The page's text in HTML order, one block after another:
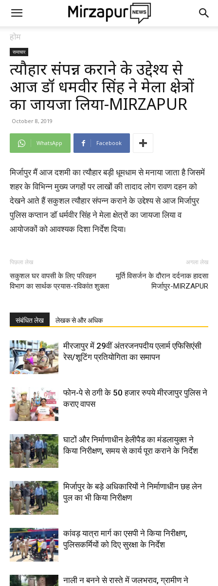
होम
समाचार
त्यौहार संपन्न कराने के उद्देश्य से
आज डॉ धर्मवीर सिंह ने मेला क्षेत्रों
का जायजा लिया-MIRZAPUR
October 8, 2019
WhatsApp Facebook
मिर्जापुर मैं आज दशमी का त्यौहार बड़ी धूमधाम से मनाया जाता है जिसमें
शहर के विभिन्न मुख्य जगहों पर लाखों की तादाद लोग रावण दहन को
देखने आते हैं सकुशल त्यौहार संपन्न कराने के उद्देश्य से आज मिर्जापुर
पुलिस कप्तान डॉ धर्मवीर सिंह ने मेला क्षेत्रों का जायजा लिया व
आयोजकों को आवश्यक दिशा निर्देश दिया।
पिछला लेख
सकुशल घर वापसी के लिए परिवहन
विभाग का सार्थक प्रयास-रविकांत शुक्ला
अगला लेख
मूर्ति विसर्जन के दौरान दर्दनाक हादसा
मिर्जापुर-MIRZAPUR
संबंधित लेख लेखक से और अधिक
मीरजापुर में 29वीं अंतरजनपदीय एलार्म एफिसिएंसी
रेस/शूटिंग प्रतियोगिता का समापन
फोन-पे से ठगी के 50 हजार रुपये मीरजापुर पुलिस ने
कराए वापस
घाटों और निर्माणाधीन हेलीपैड का मंडलायुक्त ने
किया निरीक्षण, समय से कार्य पूरा कराने के निर्देश
मिर्जापुर के बड़े अधिकारियों ने निर्माणाधीन छह लेन
पुल का भी किया निरीक्षण
कांवड़ यात्रा मार्ग का एसपी ने किया निरीक्षण,
पुलिसकर्मियों को दिए सुरक्षा के निर्देश
नाली न बनने से रास्ते में जलभराव, ग्रामीण ने